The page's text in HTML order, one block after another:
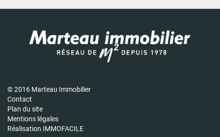
© 2016 Marteau Immobilier
Contact
Plan du site
Mentions légales
Réalisation IMMOFACILE